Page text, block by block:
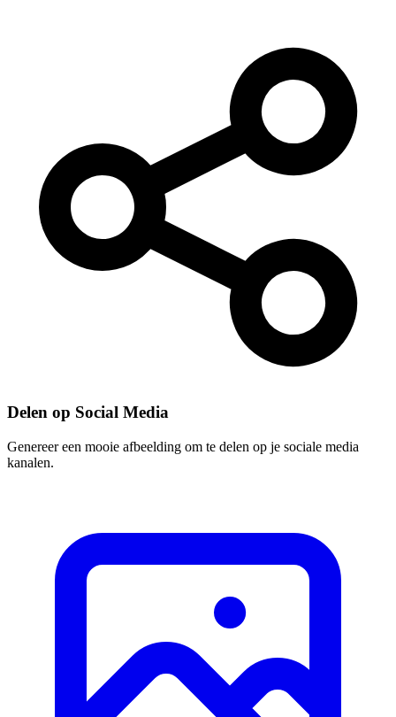
Delen op Social Media
Genereer een mooie afbeelding om te delen op je sociale media
kanalen.